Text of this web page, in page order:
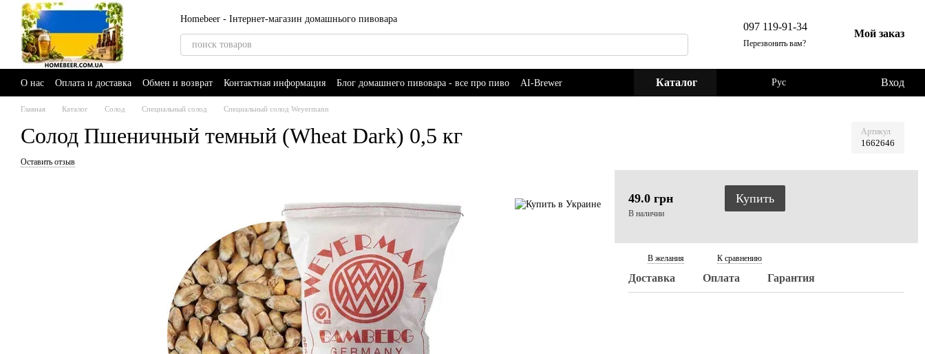
Перейти к основному контенту
Homebeer - Інтернет-магазин домашнього пивовара
097 119-91-34
Перезвонить вам?
Мой заказ
О нас Оплата и доставка Обмен и возврат Контактная информация Блог домашнего пивовара - все про пиво AI-Brewer Каталог Рус Вход
Главная Каталог Солод Специальный солод Специальный солод Weyermann
Солод Пшеничный темный (Wheat Dark) 0,5 кг Артикул
1662646
Оставить отзыв
49.0 грн
В наличии
Купить
В желания К сравнению
Доставка Оплата Гарантия